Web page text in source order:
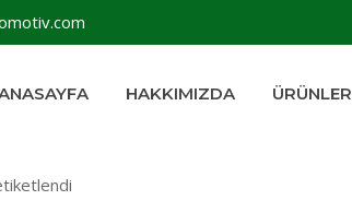
HAKKIMIZDA ÜRÜNLER